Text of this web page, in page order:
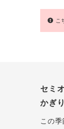
こ
セミ
かぎ
この